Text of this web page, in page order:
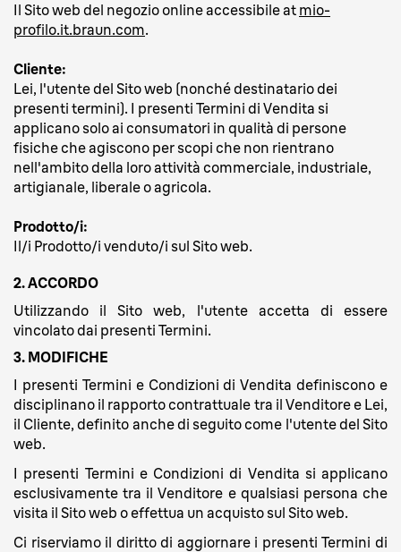
Il Sito web del negozio online accessibile at mio-
profilo.it.braun.com.
Cliente:
Lei, l'utente del Sito web (nonché destinatario dei
presenti termini). I presenti Termini di Vendita si
applicano solo ai consumatori in qualità di persone
fisiche che agiscono per scopi che non rientrano
nell'ambito della loro attività commerciale, industriale,
artigianale, liberale o agricola.
Prodotto/i:
Il/i Prodotto/i venduto/i sul Sito web.
2. ACCORDO
Utilizzando il Sito web, l'utente accetta di essere
vincolato dai presenti Termini.
3. MODIFICHE
I presenti Termini e Condizioni di Vendita definiscono e
disciplinano il rapporto contrattuale tra il Venditore e Lei,
il Cliente, definito anche di seguito come l'utente del Sito
web.
I presenti Termini e Condizioni di Vendita si applicano
esclusivamente tra il Venditore e qualsiasi persona che
visita il Sito web o effettua un acquisto sul Sito web.
Ci riserviamo il diritto di aggiornare i presenti Termini di